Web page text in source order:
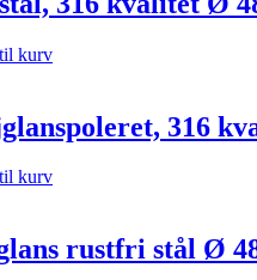
kurv
316
kurv
rustfri stål Ø